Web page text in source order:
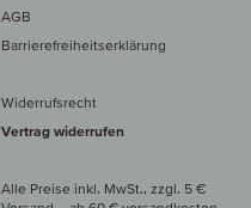
AGB
Barrierefreiheitserklärung
Widerrufsrecht
Vertrag widerrufen
Alle Preise inkl. MwSt., zzgl. 5 €